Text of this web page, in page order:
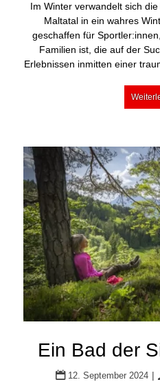
Im Winter verwandelt sich
Maltatal in ein wahres
geschaffen für
Familien ist, die auf der
Erlebnissen inmitten einer
Ein Bad der
12. September 2024 |